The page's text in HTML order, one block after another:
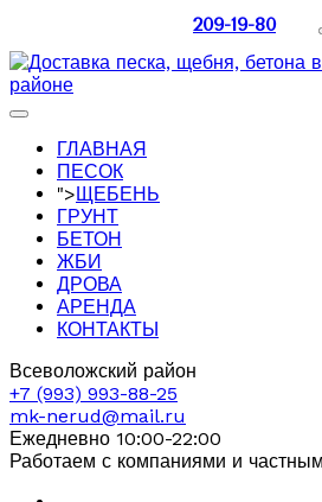
209-19-80
ГЛАВНАЯ
ПЕСОК
">ЩЕБЕНЬ
ГРУНТ
БЕТОН
ЖБИ
ДРОВА
АРЕНДА
КОНТАКТЫ
Всеволожский район
+7 (993) 993-88-25
mk-nerud@mail.ru
Ежедневно 10:00-22:00
Работаем с компаниями и